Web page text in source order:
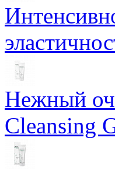
Нежный
Cleansing